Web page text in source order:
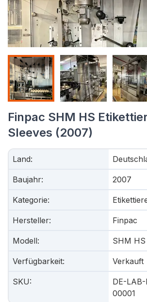
Finpac SHM HS
Sleeves (2007)
Land:
Baujahr: 2007
Kategorie:
Hersteller: Finpac
Modell: SHM HS
Verfügbarkeit: Verkauft
SKU:
DE-
00001